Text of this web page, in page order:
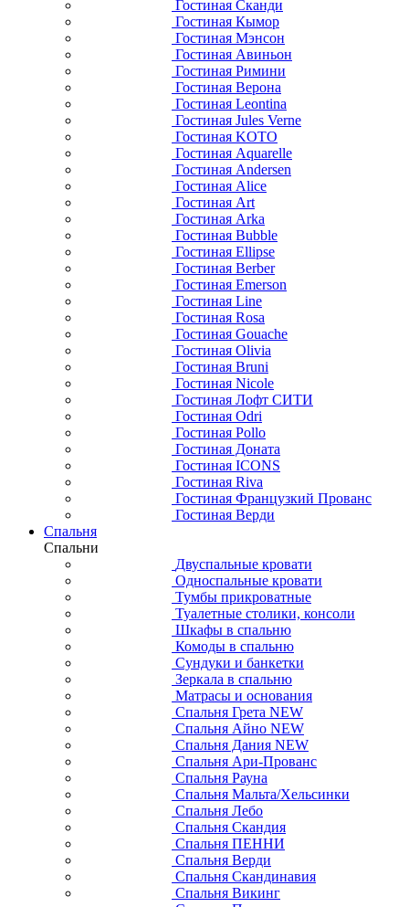
Гостиная Сканди
Гостиная Кымор
Гостиная Мэнсон
Гостиная Авиньон
Гостиная Римини
Гостиная Верона
Гостиная Leontina
Гостиная Jules Verne
Гостиная KOTO
Гостиная Aquarelle
Гостиная Andersen
Гостиная Alice
Гостиная Art
Гостиная Arka
Гостиная Bubble
Гостиная Ellipse
Гостиная Berber
Гостиная Emerson
Гостиная Line
Гостиная Rosa
Гостиная Gouache
Гостиная Olivia
Гостиная Bruni
Гостиная Nicole
Гостиная Лофт СИТИ
Гостиная Odri
Гостиная Pollo
Гостиная Доната
Гостиная ICONS
Гостиная Riva
Гостиная Французкий Прованс
Гостиная Верди
Спальня
Спальни
Двуспальные кровати
Односпальные кровати
Тумбы прикроватные
Туалетные столики, консоли
Шкафы в спальню
Комоды в спальню
Сундуки и банкетки
Зеркала в спальню
Матрасы и основания
Спальня Грета NEW
Спальня Айно NEW
Спальня Дания NEW
Спальня Ари-Прованс
Спальня Рауна
Спальня Мальта/Хельсинки
Спальня Лебо
Спальня Скандия
Спальня ПЕННИ
Спальня Верди
Спальня Скандинавия
Спальня Викинг